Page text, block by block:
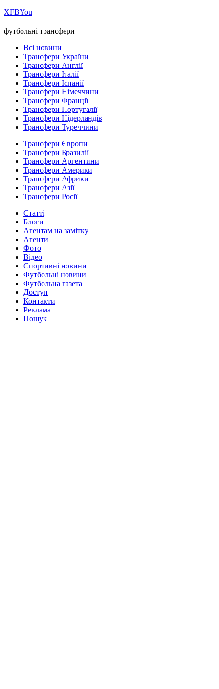
ХFBYou
футбольні трансфери
Всі новини
Трансфери України
Трансфери Англії
Трансфери Італії
Трансфери Іспанії
Трансфери Німеччини
Трансфери Франції
Трансфери Португалії
Трансфери Нідерландів
Трансфери Туреччини
Трансфери Європи
Трансфери Бразилії
Трансфери Аргентини
Трансфери Америки
Трансфери Африки
Трансфери Азії
Трансфери Росії
Статті
Блоги
Агентам на замітку
Агенти
Фото
Відео
Спортивні новини
Футбольні новини
Футбольна газета
Доступ
Контакти
Реклама
Пошук